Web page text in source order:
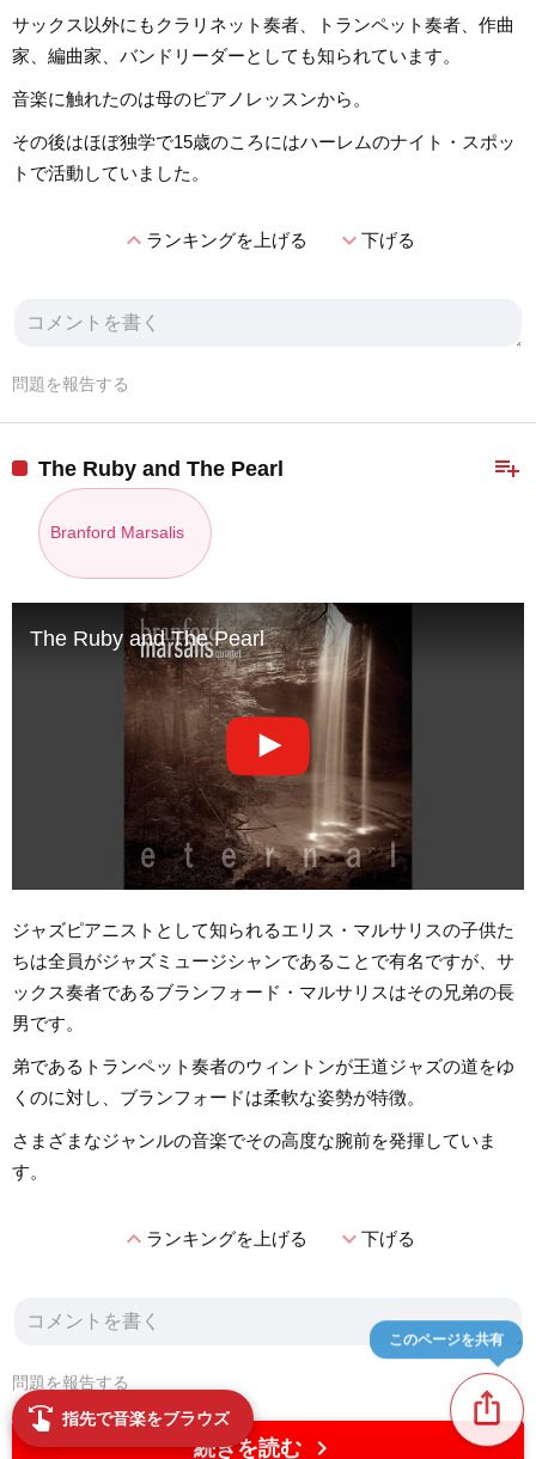
サックス以外にもクラリネット奏者、トランペット奏者、作曲
家、編曲家、バンドリーダーとしても知られています。
音楽に触れたのは母のピアノレッスンから。
その後はほぼ独学で15歳のころにはハーレムのナイト・スポッ
トで活動していました。
expand_lessランキングを上げる expand_more下げる
問題を報告する
playlist_add
The Ruby and The Pearl
Branford Marsalis
The Ruby and The Pearl
ジャズピアニストとして知られるエリス・マルサリスの子供た
ちは全員がジャズミュージシャンであることで有名ですが、サ
ックス奏者であるブランフォード・マルサリスはその兄弟の長
男です。
弟であるトランペット奏者のウィントンが王道ジャズの道をゆ
くのに対し、ブランフォードは柔軟な姿勢が特徴。
さまざまなジャンルの音楽でその高度な腕前を発揮していま
す。
expand_lessランキングを上げる expand_more下げる
問題を報告する
続きを読む chevron_right
ios_share
このページを共有
swipe 指先で音楽をブラウズ